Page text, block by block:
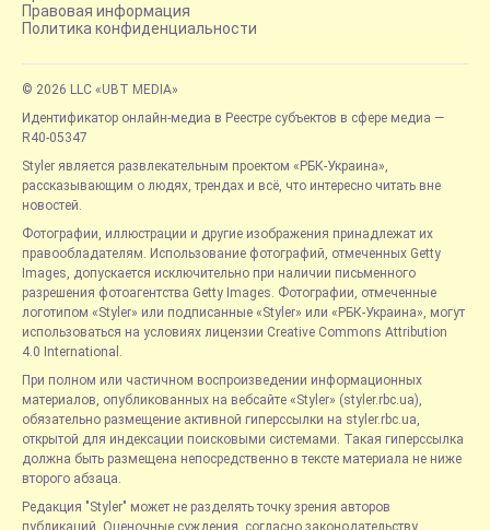
Правовая информация
Политика конфиденциальности
© 2026 LLC «UBT MEDIA»
Идентификатор онлайн-медиа в Реестре субъектов в сфере медиа —
R40-05347
Styler является развлекательным проектом «РБК-Украина»,
рассказывающим о людях, трендах и всё, что интересно читать вне
новостей.
Фотографии, иллюстрации и другие изображения принадлежат их
правообладателям. Использование фотографий, отмеченных Getty
Images, допускается исключительно при наличии письменного
разрешения фотоагентства Getty Images. Фотографии, отмеченные
логотипом «Styler» или подписанные «Styler» или «РБК-Украина», могут
использоваться на условиях лицензии Creative Commons Attribution
4.0 International.
При полном или частичном воспроизведении информационных
материалов, опубликованных на вебсайте «Styler» (styler.rbc.ua),
обязательно размещение активной гиперссылки на styler.rbc.ua,
открытой для индексации поисковыми системами. Такая гиперссылка
должна быть размещена непосредственно в тексте материала не ниже
второго абзаца.
Редакция "Styler" может не разделять точку зрения авторов